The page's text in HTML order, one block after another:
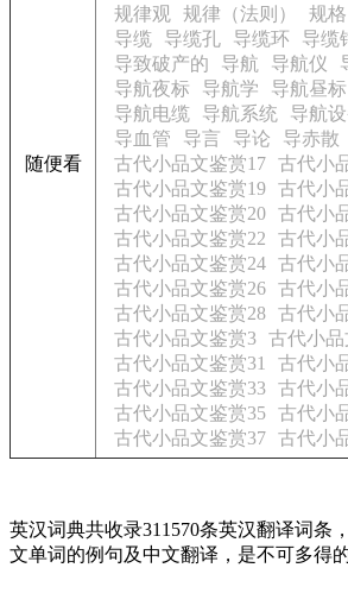
随便看
规律观
规律（法则） 规格
导缆
导缆孔 导缆环 导缆
导致破产的
导航 导航仪
导航夜标
导航学 导航昼标
导航电缆
导航系统 导航
导血管
导言 导论 导赤散
古代小品文鉴赏17 古代小
古代小品文鉴赏19 古代小
古代小品文鉴赏20 古代小
古代小品文鉴赏22
古代小
古代小品文鉴赏24 古代小
古代小品文鉴赏26 古代小
古代小品文鉴赏28 古代小
古代小品文鉴赏3 古代小
古代小品文鉴赏31
古代小
古代小品文鉴赏33 古代小
古代小品文鉴赏35 古代小
古代小品文鉴赏37 古代小
英汉词典共收录311570条英汉翻译词条
文单词的例句及中文翻译，是不可多得